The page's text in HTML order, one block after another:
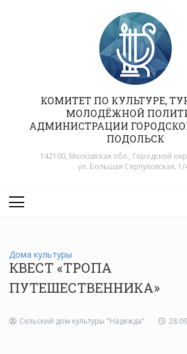
КОМИТЕТ ПО КУЛЬТУРЕ,
МОЛОДЁЖНОЙ
АДМИНИСТРАЦИИ
ПОДОЛЬСК
142100, Московская обл., Городской
ул. Большая Серпуховская, 1/
Дома культуры
КВЕСТ «ТРОПА
ПУТЕШЕСТВЕННИКА»
Сельский дом культуры "Надежда"